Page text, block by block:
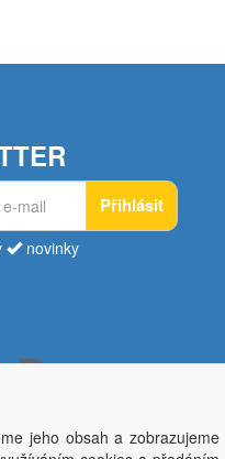
Přihlásit
novinky
shopjeho obsah a zobrazujeme